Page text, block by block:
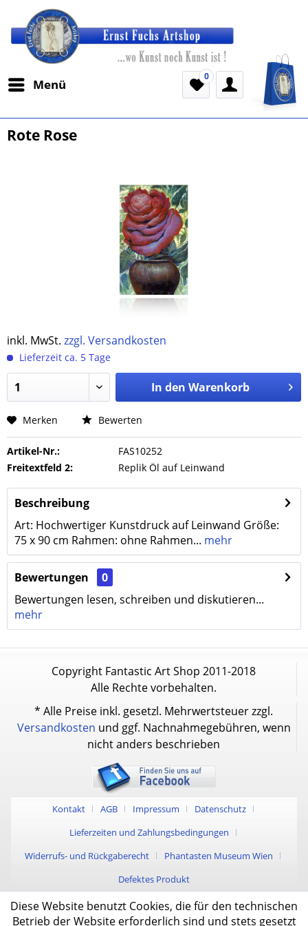
Menü
0
Rote Rose
inkl. MwSt. zzgl. Versandkosten
Lieferzeit ca. 5 Tage
In den Warenkorb
Merken Bewerten
Artikel-Nr.:
FAS10252
Freitextfeld 2:
Replik Öl auf Leinwand
Beschreibung
Art: Hochwertiger Kunstdruck auf Leinwand Größe:
75 x 90 cm Rahmen: ohne Rahmen... mehr
Bewertungen
0
Bewertungen lesen, schreiben und diskutieren...
mehr
Copyright Fantastic Art Shop 2011-2018
Alle Rechte vorbehalten.
* Alle Preise inkl. gesetzl. Mehrwertsteuer zzgl.
Versandkosten und ggf. Nachnahmegebühren, wenn
nicht anders beschrieben
Kontakt AGB Impressum
Datenschutz
Lieferzeiten und Zahlungsbedingungen
Widerrufs- und Rückgaberecht
Phantasten Museum Wien
Defektes Produkt
Diese Website benutzt Cookies, die für den technischen
Betrieb der Website erforderlich sind und stets gesetzt